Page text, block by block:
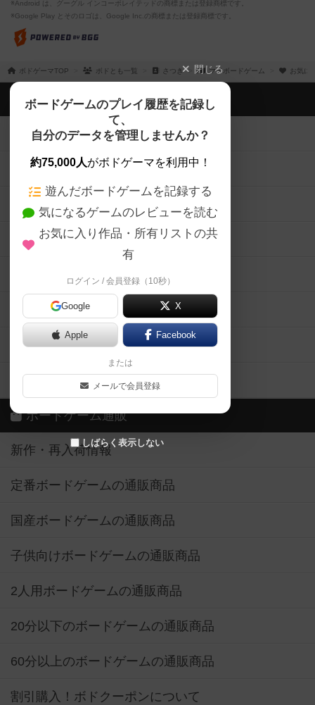
※Android は、グーグル インコーポレイテッドの商標または登録商標です。
※Google Play とそのロゴは、Google Inc.の商標または登録商標です。
ボドゲーマTOP ボドとも一覧 さつき マイボードゲーム お気に
閉じる
ボードゲームのプレイ履歴を記録し
て、
自分のデータを管理しませんか？
約75,000人がボドゲーマを利用中！
遊んだボードゲームを記録する
気になるゲームのレビューを読む
お気に入り作品・所有リストの共
有
ログイン / 会員登録（10秒）
Google X
Apple Facebook
または
メールで会員登録
しばらく表示しない
ボドゲーマTOP
ボードゲームを検索する
ボードゲームの新着レビュー
ボードゲーム会情報
メカニクス特集
掲示板・トピックス
ボドとも・会員一覧
ボードゲーム業界コラム
ボドゲーマご利用案内
ボードゲーム通販
新作・再入荷情報
定番ボードゲームの通販商品
国産ボードゲームの通販商品
子供向けボードゲームの通販商品
2人用ボードゲームの通販商品
20分以下のボードゲームの通販商品
60分以上のボードゲームの通販商品
割引購入！ボドクーポンについて